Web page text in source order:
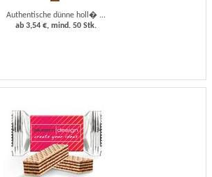
Authentische dünne holl� ...
ab 3,54 €, mind. 50 Stk.